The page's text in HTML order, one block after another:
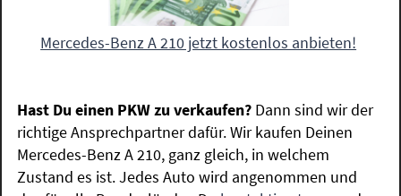
Mercedes-Benz A 210 jetzt kostenlos anbieten!
Hast Du einen PKW zu verkaufen? Dann sind wir der
richtige Ansprechpartner dafür. Wir kaufen Deinen
Mercedes-Benz A 210, ganz gleich, in welchem
Zustand es ist. Jedes Auto wird angenommen und